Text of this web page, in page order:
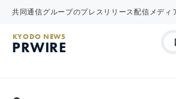
共同通信グループのプレスリリース配信メディ
KYODO NEWS
PRWIRE